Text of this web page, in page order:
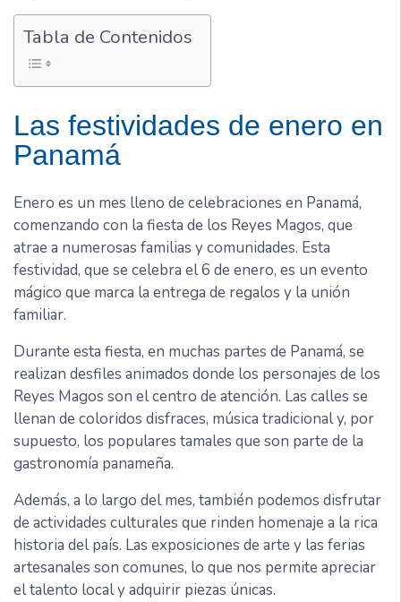
Tabla de Contenidos
Las festividades de enero en
Panamá
Enero es un mes lleno de celebraciones en Panamá,
comenzando con la fiesta de los Reyes Magos, que
atrae a numerosas familias y comunidades. Esta
festividad, que se celebra el 6 de enero, es un evento
mágico que marca la entrega de regalos y la unión
familiar.
Durante esta fiesta, en muchas partes de Panamá, se
realizan desfiles animados donde los personajes de los
Reyes Magos son el centro de atención. Las calles se
llenan de coloridos disfraces, música tradicional y, por
supuesto, los populares tamales que son parte de la
gastronomía panameña.
Además, a lo largo del mes, también podemos disfrutar
de actividades culturales que rinden homenaje a la rica
historia del país. Las exposiciones de arte y las ferias
artesanales son comunes, lo que nos permite apreciar
el talento local y adquirir piezas únicas.